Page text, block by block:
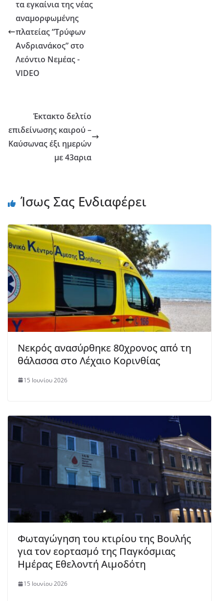
τα εγκαίνια της νέας
αναμορφωμένης
πλατείας ”Τρύφων
Ανδριανάκος” στο
Λεόντιο Νεμέας -
VIDEO
Έκτακτο δελτίο
επιδείνωσης καιρού –
Καύσωνας έξι ημερών
με 43αρια
Ίσως Σας Ενδιαφέρει
Νεκρός ανασύρθηκε 80χρονος από τη
θάλασσα στο Λέχαιο Κορινθίας
15 Ιουνίου 2026
Φωταγώγηση του κτιρίου της Βουλής
για τον εορτασμό της Παγκόσμιας
Ημέρας Εθελοντή Αιμοδότη
15 Ιουνίου 2026